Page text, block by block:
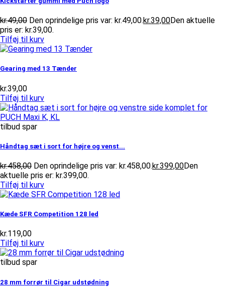
kr.49,00 Den oprindelige pris var: kr.49,00.kr.39,00Den aktuelle
pris er: kr.39,00.
Tilføj til kurv
Gearing med 13 Tænder
kr.39,00
Tilføj til kurv
tilbud spar
Håndtag sæt i sort for højre og venst...
kr.458,00 Den oprindelige pris var: kr.458,00.kr.399,00Den
aktuelle pris er: kr.399,00.
Tilføj til kurv
Kæde SFR Competition 128 led
kr.119,00
Tilføj til kurv
tilbud spar
28 mm forrør til Cigar udstødning